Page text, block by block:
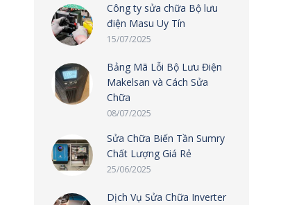
Công ty sửa chữa Bộ lưu
điện Masu Uy Tín
15/07/2025
Bảng Mã Lỗi Bộ Lưu Điện
Makelsan và Cách Sửa
Chữa
08/07/2025
Sửa Chữa Biến Tần Sumry
Chất Lượng Giá Rẻ
25/06/2025
Dịch Vụ Sửa Chữa Inverter